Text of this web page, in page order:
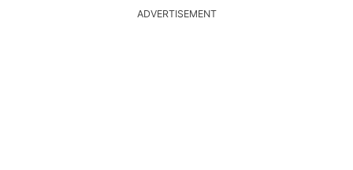
ADVERTISEMENT